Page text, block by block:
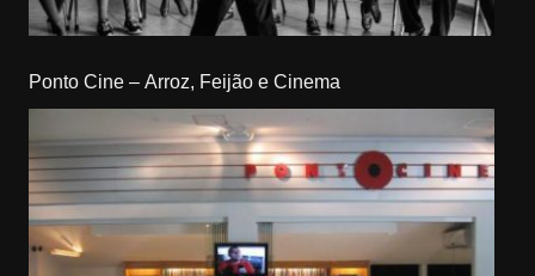
Ponto Cine – Arroz, Feijão e Cinema